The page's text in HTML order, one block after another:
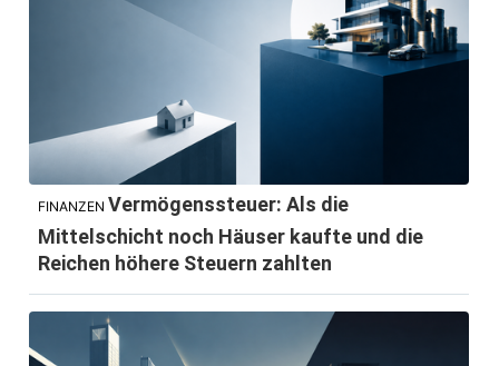
FINANZEN Vermögenssteuer: Als die
Mittelschicht noch Häuser kaufte und die
Reichen höhere Steuern zahlten